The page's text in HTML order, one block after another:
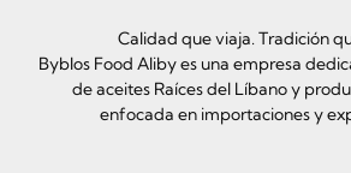
Calidad que viaja. Tradición
Byblos Food Aliby es una empresa
de aceites Raíces del Líbano y
enfocada en importaciones y